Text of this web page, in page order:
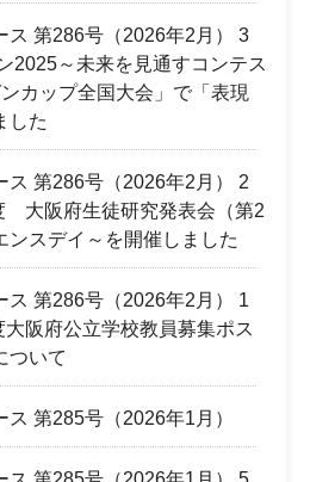
ス 第286号（2026年2月） 3
2025～未来を見通すコンテス
カップ全国大会」で「表現
した
ス 第286号（2026年2月） 2
大阪府生徒研究発表会（第2
ンスデイ～を開催しました
ス 第286号（2026年2月） 1
阪府公立学校教員募集ポス
ついて
ス 第285号（2026年1月）